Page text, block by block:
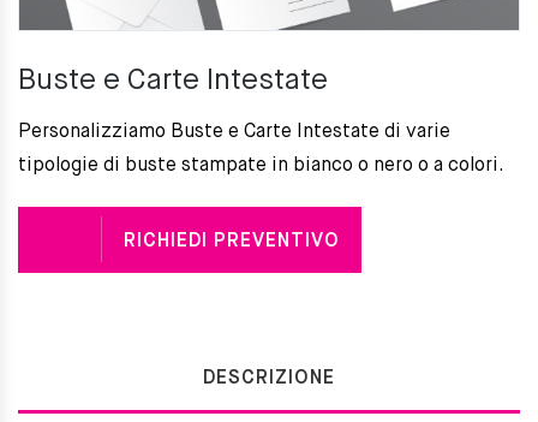
Buste e Carte Intestate
Personalizziamo Buste e Carte Intestate di varie
tipologie di buste stampate in bianco o nero o a colori.
RICHIEDI PREVENTIVO
DESCRIZIONE